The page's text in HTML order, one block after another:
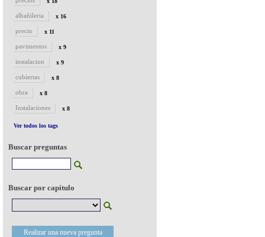
albañileria x 16
precio x 11
pavimentos x 9
instalacion x 9
cubiertas x 8
obra x 8
Instalaciones x 8
Ver todos los tags
Buscar preguntas
Buscar por capítulo
Realizar una nueva pregunta